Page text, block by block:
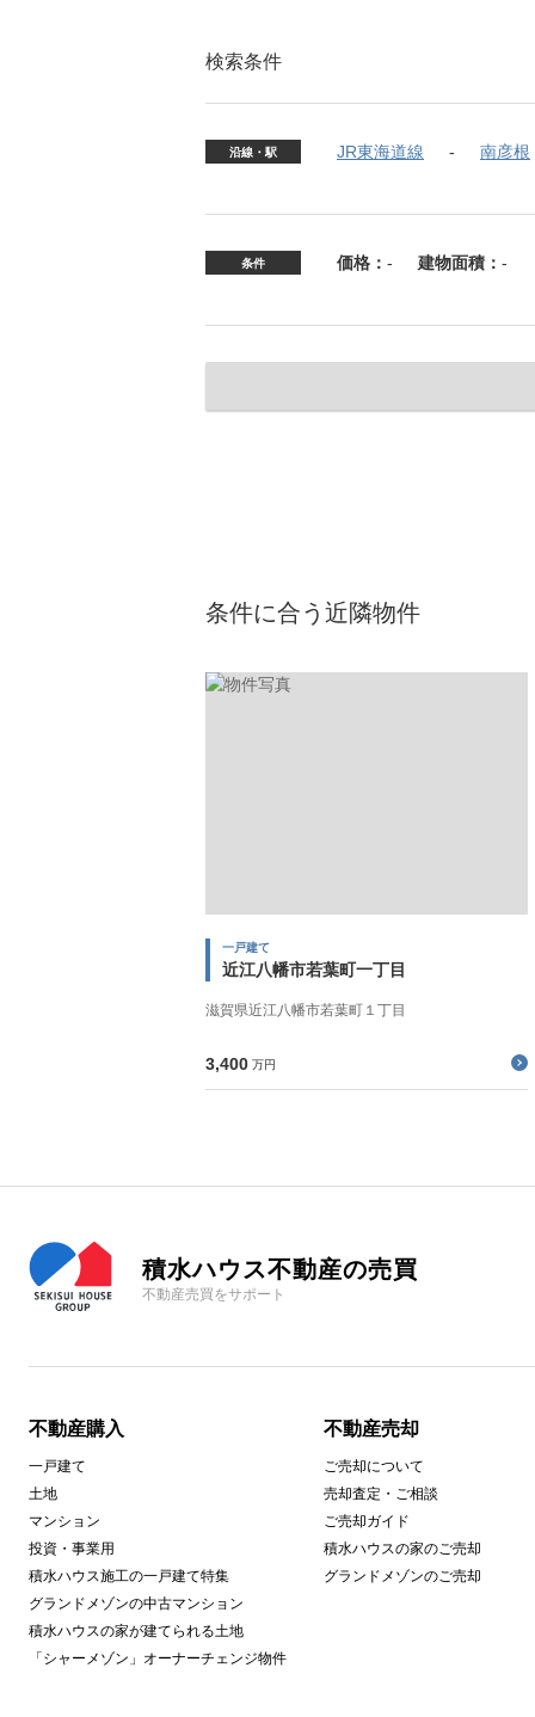
検索条件
沿線・駅 JR東海道線 南彦根
条件 価格： - 建物面積： -
条件に合う近隣物件
一戸建て
近江八幡市若葉町一丁目
滋賀県近江八幡市若葉町１丁目
3,400 万円
積水ハウス不動産の売買
不動産売買をサポート
不動産購入
一戸建て
土地
マンション
投資・事業用
積水ハウス施工の一戸建て特集
グランドメゾンの中古マンション
積水ハウスの家が建てられる土地
「シャーメゾン」オーナーチェンジ物件
不動産売却
ご売却について
売却査定・ご相談
ご売却ガイド
積水ハウスの家のご売却
グランドメゾンのご売却